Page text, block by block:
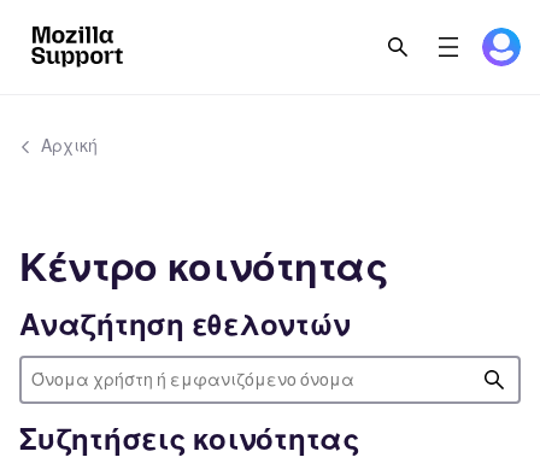
Αρχική
Κέντρο κοινότητας
Αναζήτηση εθελοντών
Συζητήσεις κοινότητας